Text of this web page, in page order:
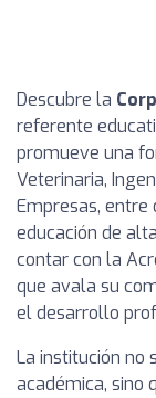
Descubre la
referente
promueve una
Veterinaria,
Empresas, entre
educación de
contar con la
que avala su
el desarrollo
La institución no
académica, sino